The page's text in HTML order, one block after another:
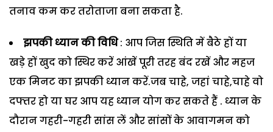
तनाव कम कर तरोताजा बना सकता है.
झपकी ध्यान की विधि: आप जिस स्थिति में बैठे हों या
खड़े हों खुद को स्थिर करें आंखें पूरी तरह बंद रखें और महज
एक मिनट का झपकी ध्यान करें.जब चाहे, जहां चाहे,चाहे वो
दफ्तर हो या घर आप यह ध्यान योग कर सकते हैं . ध्यान के
दौरान गहरी-गहरी सांस लें और सांसों के आवागमन को